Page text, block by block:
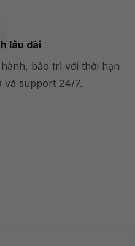
lâu dài
bảo trì với thời hạn
và support 24/7.